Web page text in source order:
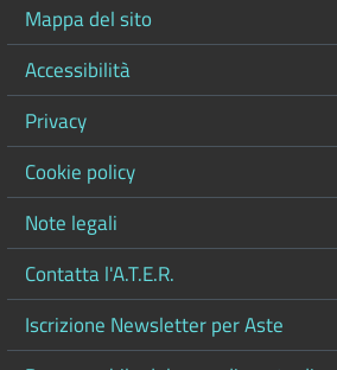
Mappa del sito
Accessibilità
Privacy
Cookie policy
Note legali
Contatta l'A.T.E.R.
Iscrizione Newsletter per Aste